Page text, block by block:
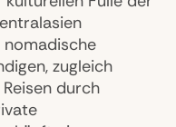
zugleich
durch